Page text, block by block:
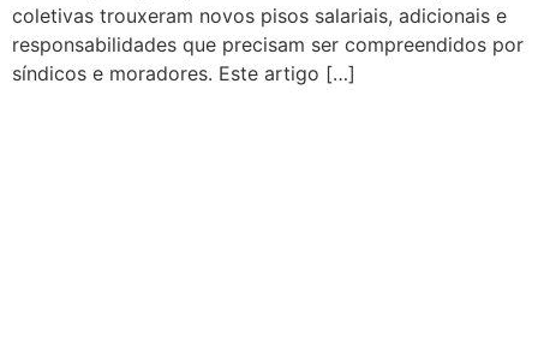
coletivas trouxeram novos pisos salariais, adicionais e
responsabilidades que precisam ser compreendidos por
síndicos e moradores. Este artigo […]